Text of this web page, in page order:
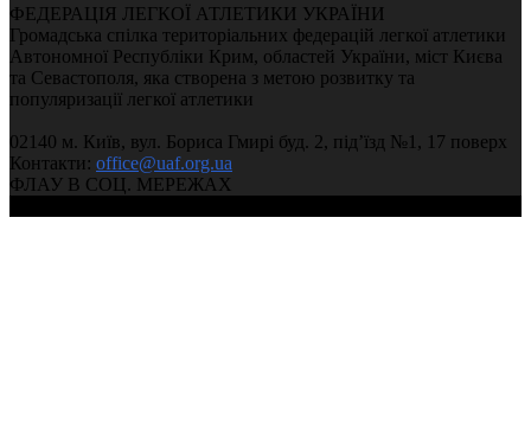
ФЕДЕРАЦІЯ ЛЕГКОЇ АТЛЕТИКИ УКРАЇНИ
Громадська спілка територіальних федерацій легкої атлетики
Автономної Республіки Крим, областей України, міст Києва
та Севастополя, яка створена з метою розвитку та
популяризації легкої атлетики
02140 м. Київ, вул. Бориса Гмирі буд. 2, під’їзд №1, 17 поверх
Контакти: office@uaf.org.ua
ФЛАУ В СОЦ. МЕРЕЖАХ